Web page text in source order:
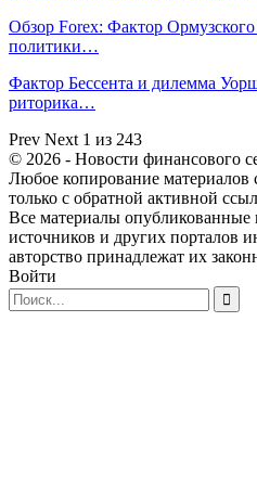
Обзор Forex: Фактор
политики…
Фактор Бессента и дилемма
риторика…
Prev Next 1 из 243
© 2026 - Новости финансового
Любое копирование материалов
только с обратной активной
Все материалы опубликованные
источников и других порталов
авторство принадлежат их
Войти